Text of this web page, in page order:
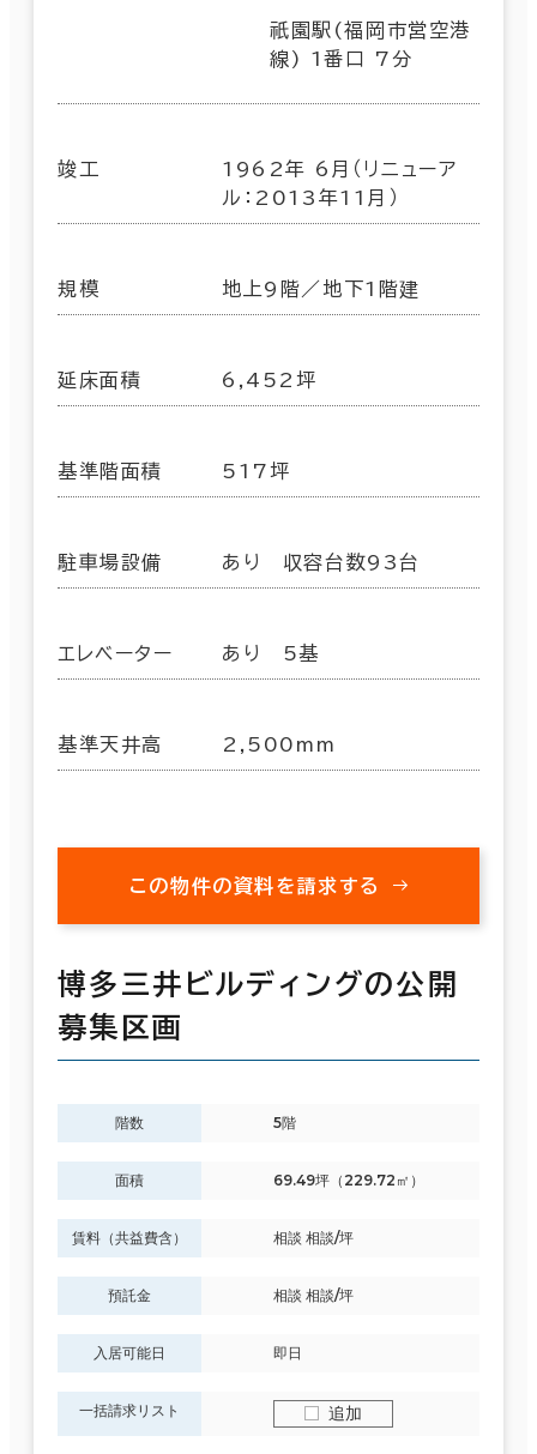
祇園駅(福岡市営空港
線) 1番口 7分
竣工
1962年 6月（リニューア
ル：2013年11月）
規模 地上9階／地下1階建
延床面積 6,452坪
基準階面積 517坪
駐車場設備 あり 収容台数93台
エレベーター あり 5基
基準天井高 2,500mm
この物件の資料を請求する
博多三井ビルディングの公開
募集区画
階数 5階
面積 69.49坪（229.72㎡）
賃料（共益費含） 相談 相談/坪
預託金 相談 相談/坪
入居可能日 即日
一括請求リスト 追加